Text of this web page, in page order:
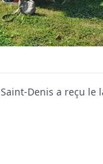
Saint‑Denis a reçu